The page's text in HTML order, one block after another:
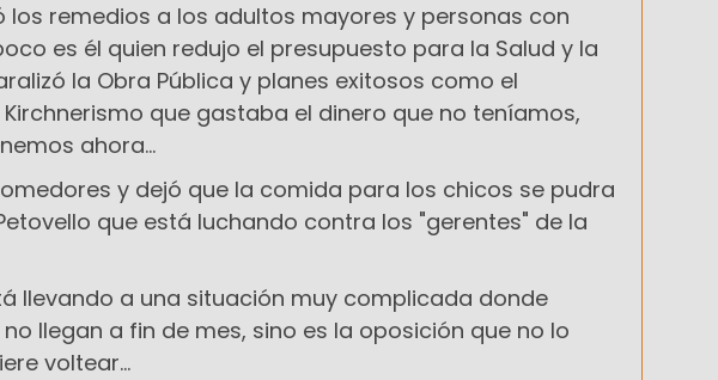
los remedios a los adultos mayores y personas con
es él quien redujo el presupuesto para la Salud y la
la Obra Pública y planes exitosos como el
Kirchnerismo que gastaba el dinero que no teníamos,
ahora...
y dejó que la comida para los chicos se pudra
que está luchando contra los "gerentes" de la
llevando a una situación muy complicada donde
llegan a fin de mes, sino es la oposición que no lo
voltear...